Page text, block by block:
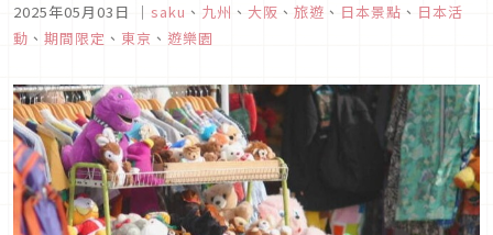
激的渡假體驗，快來看看日本有哪些好玩好消暑的水上樂園名單
吧！
2025年05月03日 ｜ saku 、 九州 、 大阪 、 旅遊 、 日本景點 、 日本活
動 、 期間限定 、 東京 、 遊樂園